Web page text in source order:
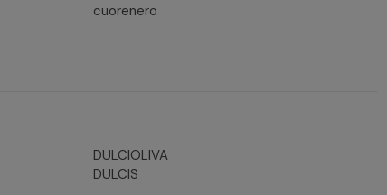
cuorenero
DULCIOLIVA
DULCIS